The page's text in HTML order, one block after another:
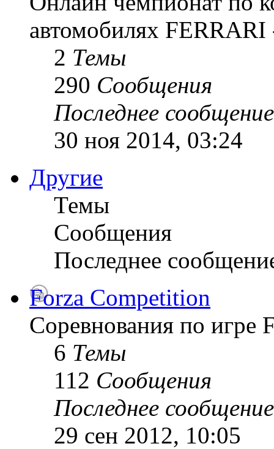
автомобилях
2 Темы
290 Сообщения
Последнее сообщение
30 ноя 2014, 03:24
Другие
Темы
Сообщения
Последнее
Forza Competition
Соревнования по игре
6 Темы
112 Сообщения
Последнее сообщение
29 сен 2012, 10:05